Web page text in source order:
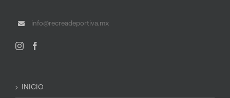
info@recreadeportiva.mx
INICIO